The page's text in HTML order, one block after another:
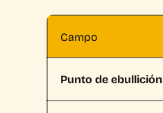
Campo
Punto de ebullición